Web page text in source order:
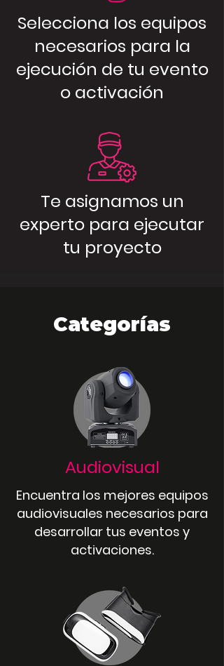
Selecciona los equipos
necesarios para la
ejecución de tu evento
o activación
Te asignamos un
experto para ejecutar
tu proyecto
Categorías
Audiovisual
Encuentra los mejores equipos
audiovisuales necesarios para
desarrollar tus eventos y
activaciones.